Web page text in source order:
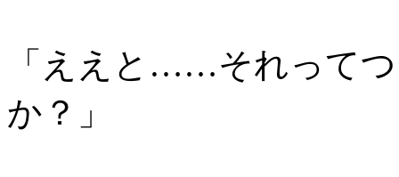
「ええと……それって
か？」